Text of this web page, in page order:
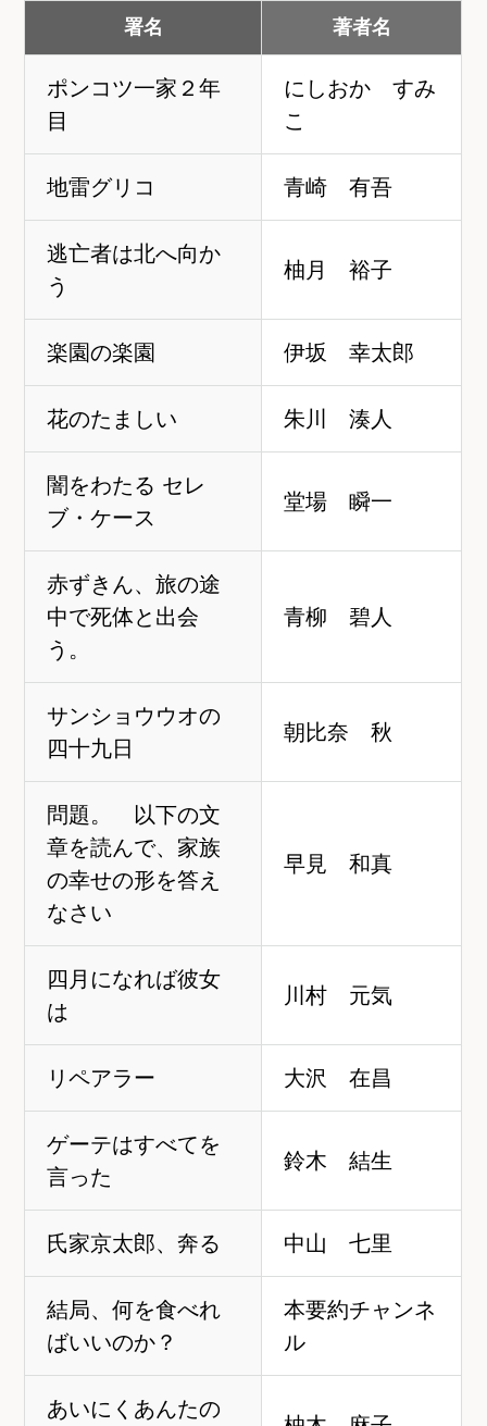
署名 著者名
ポンコツ一家２年
目
にしおか すみ
こ
地雷グリコ 青崎 有吾
逃亡者は北へ向か
う
柚月 裕子
楽園の楽園 伊坂 幸太郎
花のたましい 朱川 湊人
闇をわたる セレ
ブ・ケース
堂場 瞬一
赤ずきん、旅の途
中で死体と出会
う。
青柳 碧人
サンショウウオの
四十九日
朝比奈 秋
問題。 以下の文
章を読んで、家族
の幸せの形を答え
なさい
早見 和真
四月になれば彼女
は
川村 元気
リペアラー 大沢 在昌
ゲーテはすべてを
言った
鈴木 結生
氏家京太郎、奔る 中山 七里
結局、何を食べれ
ばいいのか？
本要約チャンネ
ル
あいにくあんたの